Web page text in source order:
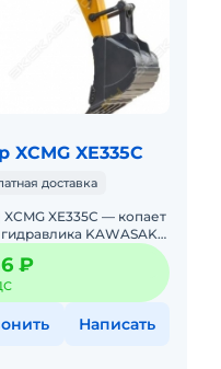
XCMG XE335C
доставка
XE335C — копает
KAWASAKI
в ЛИЗИНГ.
₽
Написать